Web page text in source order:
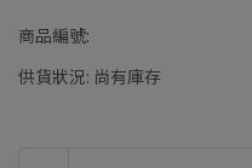
商品編號:
供貨狀況: 尚有庫存